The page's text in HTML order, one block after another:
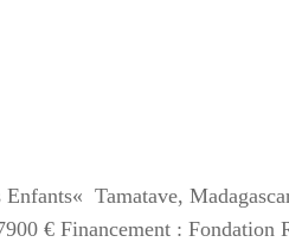
Tamatave,
€ Financement : Fondation